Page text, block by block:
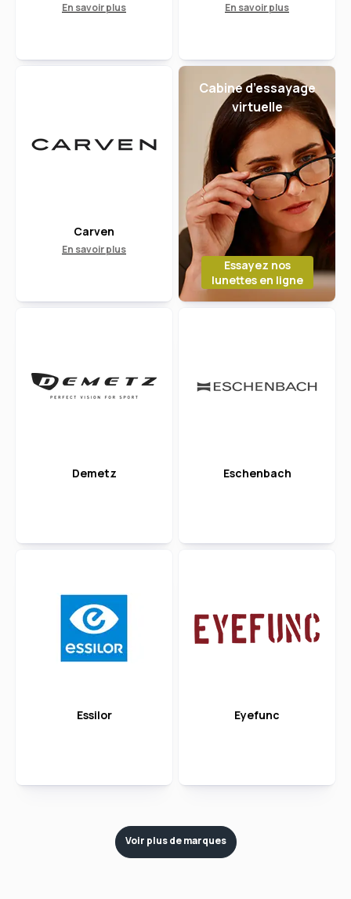
En savoir plus En savoir plus
Carven
En savoir plus
Cabine d’essayage
virtuelle
Essayez nos
lunettes en ligne
Demetz Eschenbach
Essilor Eyefunc
Voir plus de marques